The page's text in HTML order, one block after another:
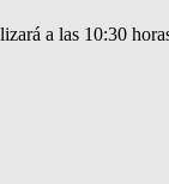
a las 10:30